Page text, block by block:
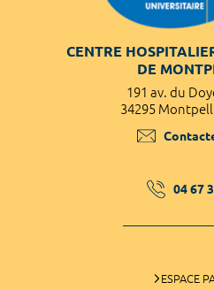
CENTRE
DE
191 av. du
34295
04 67
ESPACE